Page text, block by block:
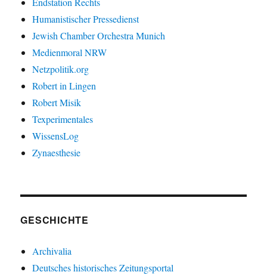
Humanistischer Pressedienst
Jewish Chamber Orchestra Munich
Medienmoral NRW
Netzpolitik.org
Robert in Lingen
Robert Misik
Texperimentales
WissensLog
Zynaesthesie
GESCHICHTE
Archivalia
Deutsches historisches Zeitungsportal